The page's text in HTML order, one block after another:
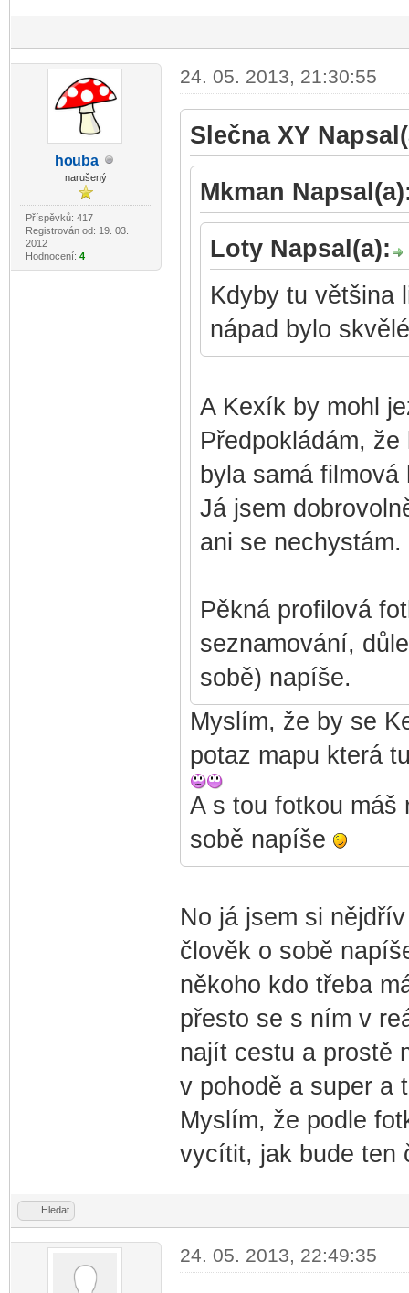
houba
narušený
Příspěvků: 417
Registrován od: 19. 03.
2012
Hodnocení: 4
24. 05. 2013, 21:30:55
Slečna XY
Mkman
Loty Napsal(a):
Kdyby tu většina
nápad bylo
A Kexík by mohl
Předpokládám,
byla samá filmová
Já jsem
ani se nechystám.
Pěkná profilová
seznamování,
sobě) napíše.
Myslím, že by se
potaz mapu která
A s tou fotkou máš
sobě napíše
No já jsem si
člověk o sobě
někoho kdo třeba
přesto se s ním v
najít cestu a prostě
v pohodě a super a
Myslím, že podle
vycítit, jak bude ten
Hledat
24. 05. 2013, 22:49:35